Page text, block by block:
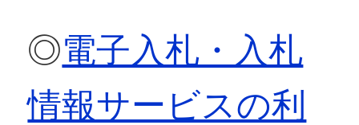
◎電子入札・入札
情報サービスの利